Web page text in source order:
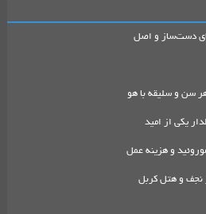
دست‌ساز و اصل
سن و سلیقه با هو
یکی از امید
و هزینه عمل
نجف و هتل کربل